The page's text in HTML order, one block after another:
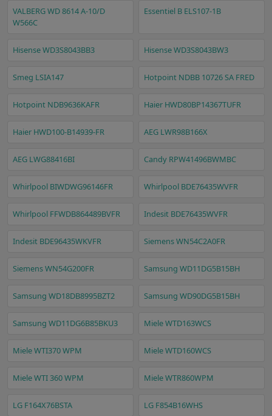
VALBERG WD 8614 A-10/D
W566C
Essentiel B ELS107-1B
Hisense WD3S8043BB3 Hisense WD3S8043BW3
Smeg LSIA147 Hotpoint NDBB 10726 SA FRED
Hotpoint NDB9636KAFR Haier HWD80BP14367TUFR
Haier HWD100-B14939-FR AEG LWR98B166X
AEG LWG88416BI Candy RPW41496BWMBC
Whirlpool BIWDWG96146FR Whirlpool BDE76435WVFR
Whirlpool FFWDB864489BVFR Indesit BDE76435WVFR
Indesit BDE96435WKVFR Siemens WN54C2A0FR
Siemens WN54G200FR Samsung WD11DG5B15BH
Samsung WD18DB8995BZT2 Samsung WD90DG5B15BH
Samsung WD11DG6B85BKU3 Miele WTD163WCS
Miele WTI370 WPM Miele WTD160WCS
Miele WTI 360 WPM Miele WTR860WPM
LG F164X76BSTA LG F854B16WHS